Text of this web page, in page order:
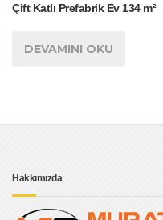
Çift Katlı Prefabrik Ev 134 m²
DEVAMINI OKU
Hakkımızda